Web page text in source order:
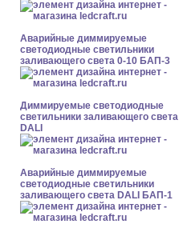
Аварийные диммируемые
светодиодные светильники
заливающего света 0-10 БАП-3
Диммируемые светодиодные
светильники заливающего света
DALI
Аварийные диммируемые
светодиодные светильники
заливающего света DALI БАП-1